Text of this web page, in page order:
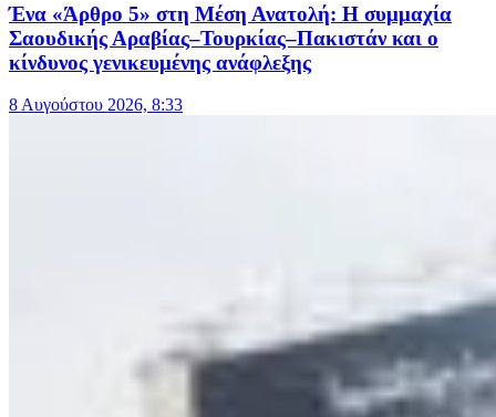
Ένα «Άρθρο 5» στη Μέση Ανατολή: Η συμμαχία
Σαουδικής Αραβίας–Τουρκίας–Πακιστάν και ο
κίνδυνος γενικευμένης ανάφλεξης
8 Αυγούστου 2026, 8:33